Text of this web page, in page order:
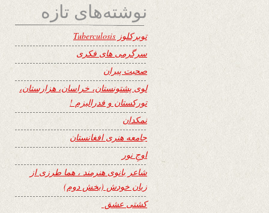
نوشته‌های تازه
توبرکلوز Tuberculosis
سرگرمی های فکری
صحبت پیران
لوی پشتونستان، خراسان، هزارستان،
تورکستان و فدرالیزم !
نمکدان
جامعه هنری افغانستان
اوجِ نور
شاعر بانوی هنرمند ، هما طرزی از
زبان خودش (بخش دوم)
کشتی عشق